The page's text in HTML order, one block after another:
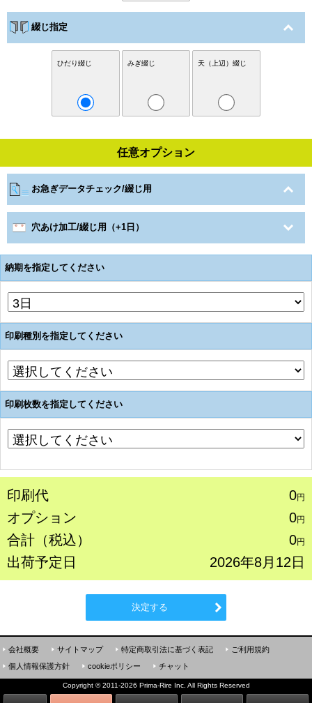
綴じ指定
ひだり綴じ みぎ綴じ 天（上辺）綴じ
任意オプション
お急ぎデータチェック/綴じ用
穴あけ加工/綴じ用（+1日）
納期を指定してください
印刷種別を指定してください
印刷枚数を指定してください
印刷代 0円
オプション 0円
合計（税込） 0円
出荷予定日 2026年8月12日
決定する
会社概要 サイトマップ 特定商取引法に基づく表記
ご利用規約
個人情報保護方針
cookieポリシー チャット
Copyright ©2011-2026 Prima-Rire Inc. All Rights Reserved